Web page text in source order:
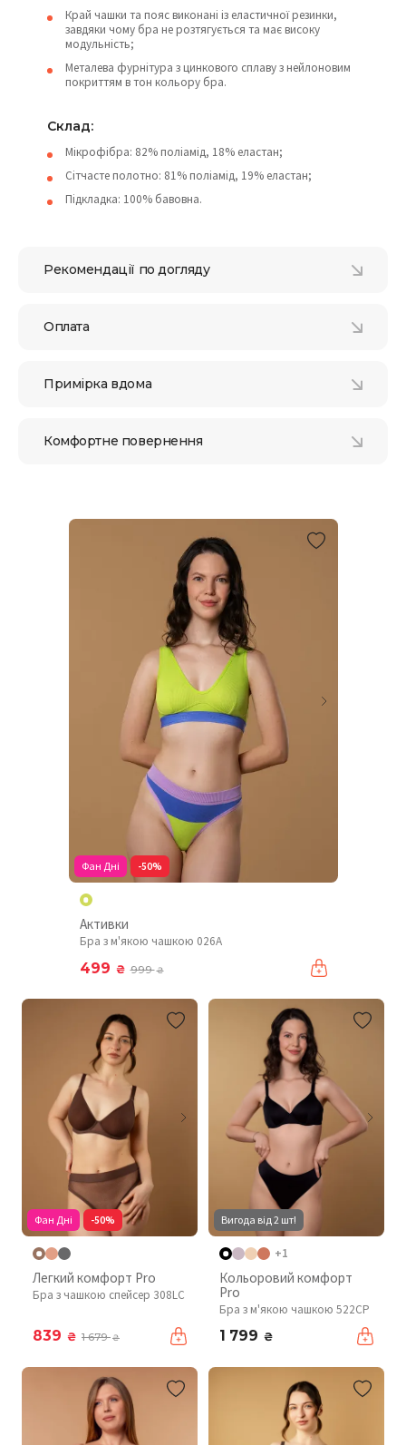
Край чашки та пояс виконані із еластичної резинки,
завдяки чому бра не розтягується та має високу
модульність;
Металева фурнітура з цинкового сплаву з нейлоновим
покриттям в тон кольору бра.
Склад:
Мікрофібра: 82% поліамід, 18% еластан;
Сітчасте полотно: 81% поліамід, 19% еластан;
Підкладка: 100% бавовна.
Рекомендації по догляду
Оплата
Примірка вдома
Комфортне повернення
Фан Дні -50%
Активки
Бра з м'якою чашкою 026A
499 ₴ 999₴
Фан Дні -50%
Легкий комфорт Pro
Бра з чашкою спейсер 308LC
839 ₴ 1 679₴
Вигода від 2 шт!
+1
Кольоровий комфорт
Pro
Бра з м'якою чашкою 522CP
1 799 ₴